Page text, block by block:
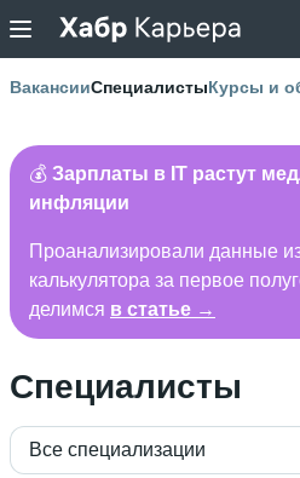
ВакансииСпециалистыКурсы и
💰 Зарплаты в IT растут
инфляции
Проанализировали данные
калькулятора за первое
делимся в статье →
Специалисты
Все специализации